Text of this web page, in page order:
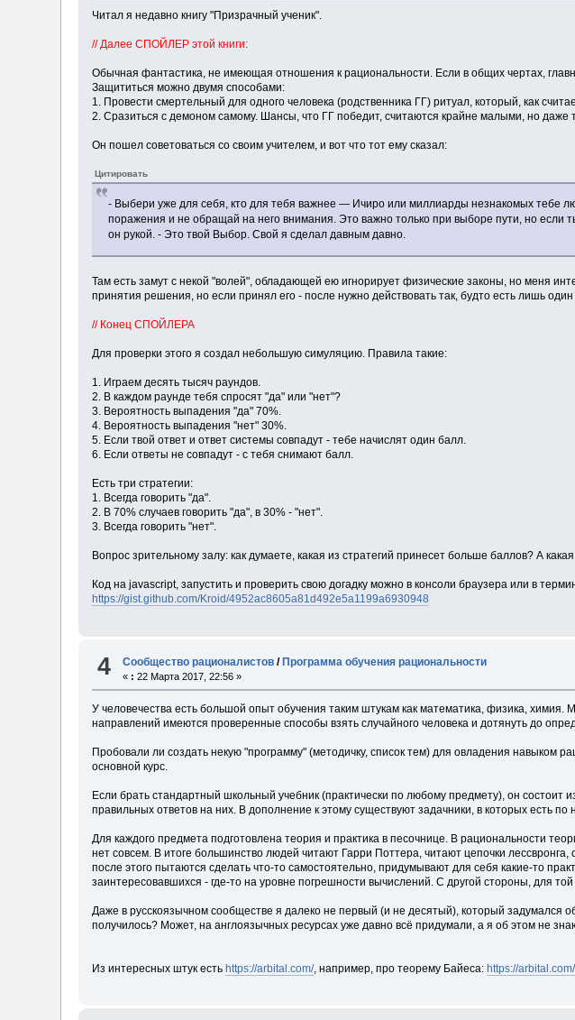
Читал я недавно книгу "Призрачный ученик".
// Далее СПОЙЛЕР этой книги:
Обычная фантастика, не имеющая отношения к рациональности. Если в общих чертах,
Защититься можно двумя способами:
1. Провести смертельный для одного человека (родственника ГГ) ритуал, который, как
2. Сразиться с демоном самому. Шансы, что ГГ победит, считаются крайне малыми, но даже
Он пошел советоваться со своим учителем, и вот что тот ему сказал:
Цитировать
- Выбери уже для себя, кто для тебя важнее — Ичиро или миллиарды незнакомых
поражения и не обращай на него внимания. Это важно только при выборе пути, но
он рукой. - Это твой Выбор. Свой я сделал давным давно.
Там есть замут с некой "волей", обладающей ею игнорирует физические законы, но меня
принятия решения, но если принял его - после нужно действовать так, будто есть лишь
// Конец СПОЙЛЕРА
Для проверки этого я создал небольшую симуляцию. Правила такие:
1. Играем десять тысяч раундов.
2. В каждом раунде тебя спросят "да" или "нет"?
3. Вероятность выпадения "да" 70%.
4. Вероятность выпадения "нет" 30%.
5. Если твой ответ и ответ системы совпадут - тебе начислят один балл.
6. Если ответы не совпадут - с тебя снимают балл.
Есть три стратегии:
1. Всегда говорить "да".
2. В 70% случаев говорить "да", в 30% - "нет".
3. Всегда говорить "нет".
Вопрос зрительному залу: как думаете, какая из стратегий принесет больше баллов? А
Код на javascript, запустить и проверить свою догадку можно в консоли браузера или в
https://gist.github.com/Kroid/4952ac8605a81d492e5a1199a6930948
4 Сообщество рационалистов /Программа обучения рациональности
« : 22 Марта 2017, 22:56 »
У человечества есть большой опыт обучения таким штукам как математика, физика,
направлений имеются проверенные способы взять случайного человека и дотянуть до
Пробовали ли создать некую "программу" (методичку, список тем) для овладения
основной курс.
Если брать стандартный школьный учебник (практически по любому предмету), он состоит
правильных ответов на них. В дополнение к этому существуют задачники, в которых есть по
Для каждого предмета подготовлена теория и практика в песочнице. В рациональности
нет совсем. В итоге большинство людей читают Гарри Поттера, читают цепочки
после этого пытаются сделать что-то самостоятельно, придумывают для себя какие-то
заинтересовавшихся - где-то на уровне погрешности вычислений. С другой стороны, для
Даже в русскоязычном сообществе я далеко не первый (и не десятый), который задумался
получилось? Может, на англоязычных ресурсах уже давно всё придумали, а я об этом не
Из интересных штук естьhttps://arbital.com/, например, про теорему Байеса:https://